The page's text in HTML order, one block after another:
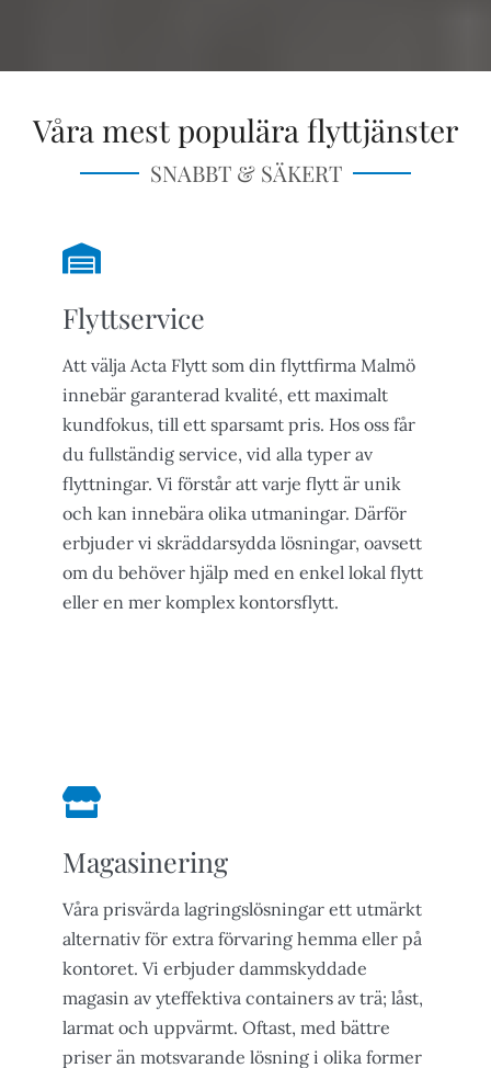
Våra mest populära flyttjänster
SNABBT & SÄKERT
Flyttservice
Att välja Acta Flytt som din flyttfirma Malmö
innebär garanterad kvalité, ett maximalt
kundfokus, till ett sparsamt pris. Hos oss får
du fullständig service, vid alla typer av
flyttningar. Vi förstår att varje flytt är unik
och kan innebära olika utmaningar. Därför
erbjuder vi skräddarsydda lösningar, oavsett
om du behöver hjälp med en enkel lokal flytt
eller en mer komplex kontorsflytt.
Magasinering
Våra prisvärda lagringslösningar ett utmärkt
alternativ för extra förvaring hemma eller på
kontoret. Vi erbjuder dammskyddade
magasin av yteffektiva containers av trä; låst,
larmat och uppvärmt. Oftast, med bättre
priser än motsvarande lösning i olika former